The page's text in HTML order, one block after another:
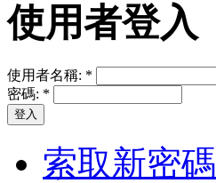
使用者登入
使用者名稱: *
密碼: *
索取新密碼